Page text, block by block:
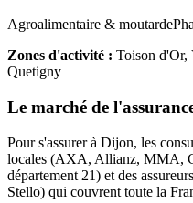
Agroalimentaire & moutarde
Zones d'activité : Toison d'Or,
Quetigny
Le marché de
Pour s'assurer à Dijon, les
locales (AXA, Allianz, MMA,
département 21) et des
Stello) qui couvrent toute la